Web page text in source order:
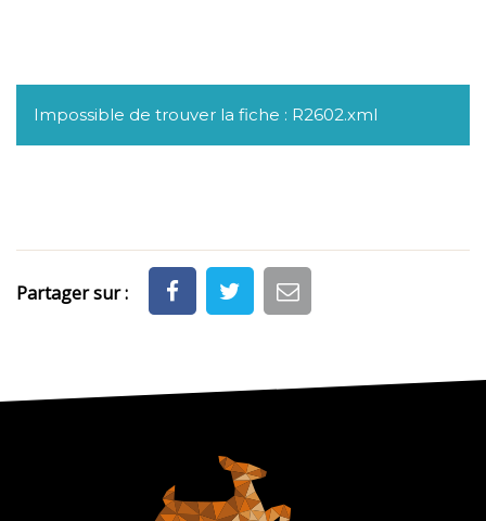
Impossible de trouver la fiche : R2602.xml
Partager sur :